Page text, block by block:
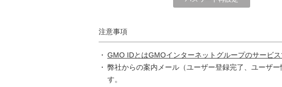
注意事項
GMO IDとはGMOインターネットグループのサービス
弊社からの案内メール（ユーザー登録完了、ユーザ
す。